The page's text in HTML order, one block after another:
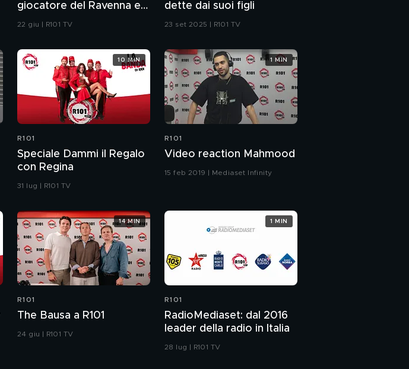
giocatore del Ravenna e
parla romagnolo
22 giu | R101 TV
dette dai suoi figli
23 set 2025 | R101 TV
R101
Speciale Dammi il Regalo
con Regina
31 lug | R101 TV
10 MIN
R101
Video reaction Mahmood
15 feb 2019 | Mediaset Infinity
1 MIN
R101
The Bausa a R101
24 giu | R101 TV
14 MIN
R101
RadioMediaset: dal 2016
leader della radio in Italia
28 lug | R101 TV
1 MIN